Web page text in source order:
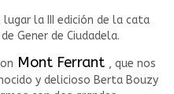
lugar la III edición de la cata
Gener de Ciudadela.
Mont Ferrant , que nos
y delicioso Berta Bouzy